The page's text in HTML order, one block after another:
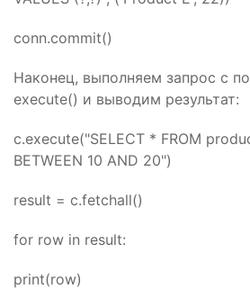
conn.commit()
Наконец, выполняем запрос с
execute() и выводим результат:
c.execute("SELECT * FROM
BETWEEN 10 AND 20")
result = c.fetchall()
for row in result:
print(row)